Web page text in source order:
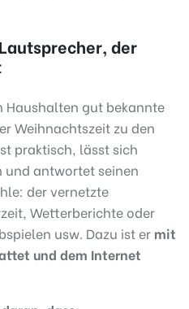
der
Haushalten gut bekannte
Weihnachtszeit zu den
praktisch, lässt sich
antwortet seinen
der vernetzte
Wetterberichte oder
usw. Dazu ist er mit
und dem Internet